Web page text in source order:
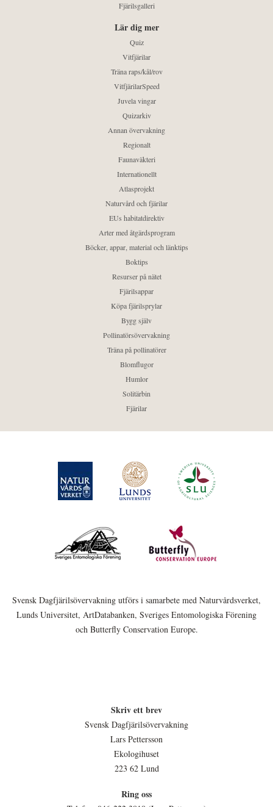
Fjärilsgalleri
Lär dig mer
Quiz
Vitfjärilar
Träna raps/kål/rov
VitfjärilarSpeed
Juvela vingar
Quizarkiv
Annan övervakning
Regionalt
Faunaväkteri
Internationellt
Atlasprojekt
Naturvård och fjärilar
EUs habitatdirektiv
Arter med åtgärdsprogram
Böcker, appar, material och länktips
Boktips
Resurser på nätet
Fjärilsappar
Köpa fjärilsprylar
Bygg själv
Pollinatörsövervakning
Träna på pollinatörer
Blomflugor
Humlor
Solitärbin
Fjärilar
Svensk Dagfjärilsövervakning utförs i samarbete med Naturvårdsverket,
Lunds Universitet, ArtDatabanken, Sveriges Entomologiska Förening
och Butterfly Conservation Europe.
Skriv ett brev
Svensk Dagfjärilsövervakning
Lars Pettersson
Ekologihuset
223 62 Lund
Ring oss